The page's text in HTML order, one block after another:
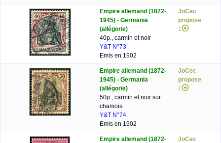
Empire allemand (1872-
1945) - Germania
(allégorie)
40p., carmin et noir
Y&T N°73
Emis en 1902
JoCec
propose
1
Empire allemand (1872-
1945) - Germania
(allégorie)
50p., carmin et noir sur
chamois
Y&T N°74
Emis en 1902
JoCec
propose
1
Empire allemand (1872-
JoCec